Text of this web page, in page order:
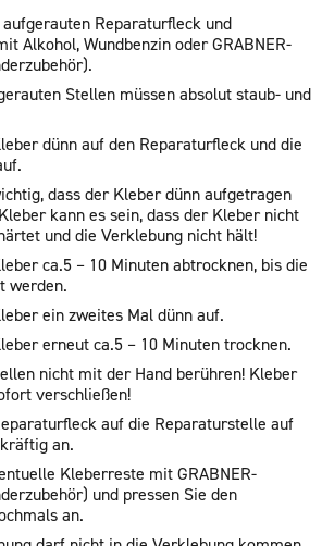
Reparaturfleck und
Alkohol, Wundbenzin oder GRABNER-
Stellen müssen absolut staub- und
dünn auf den Reparaturfleck und die
dass der Kleber dünn aufgetragen
kann es sein, dass der Kleber nicht
und die Verklebung nicht hält!
ca.5 – 10 Minuten abtrocknen, bis die
werden.
ein zweites Mal dünn auf.
erneut ca.5 – 10 Minuten trocknen.
nicht mit der Hand berühren! Kleber
verschließen!
auf die Reparaturstelle auf
an.
Kleberreste mit GRABNER-
und pressen Sie den
an.